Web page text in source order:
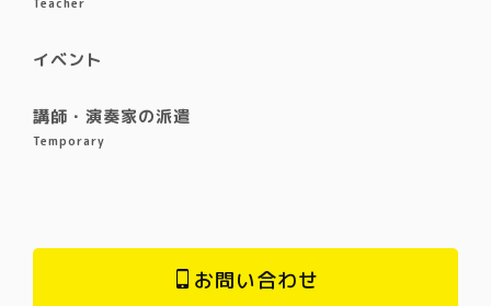
Teacher
イベント
講師・演奏家の派遣
Temporary
お問い合わせ